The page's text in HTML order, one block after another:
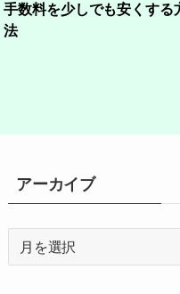
手数料を少しでも安くする
法
アーカイブ